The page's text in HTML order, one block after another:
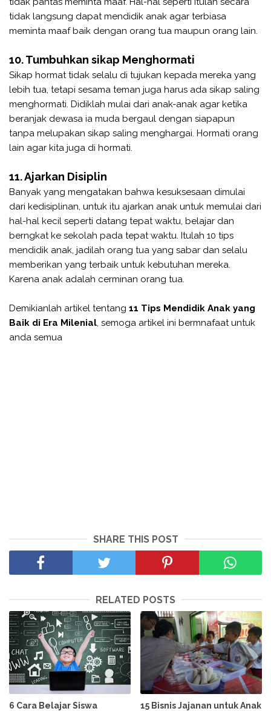
tidak langsung dapat mendidik anak agar terbiasa
meminta maaf baik dengan orang tua maupun orang lain.
10. Tumbuhkan sikap Menghormati
Sikap hormat tidak selalu di tujukan kepada mereka yang
lebih tua, tetapi sesama teman juga harus ada sikap saling
menghormati. Didiklah mulai dari anak-anak agar ketika
beranjak dewasa ia muda bergaul dengan siapapun
tanpa melupakan sikap saling menghargai. Hormati orang
lain agar kita juga di hormati.
11. Ajarkan Disiplin
Banyak yang mengatakan bahwa kesuksesaan dimulai
dari kedisiplinan, untuk itu ajarkan anak untuk memulai dari
hal-hal kecil seperti datang tepat waktu, belajar dan
berngkat ke sekolah pada tepat waktu. Itulah 10 tips
mendidik anak, jadilah orang tua yang sabar dan selalu
memberikan yang terbaik untuk kebutuhan mereka.
Karena anak adalah cerminan orang tua.
Demikianlah artikel tentang 11 Tips Mendidik Anak yang
Baik di Era Milenial, semoga artikel ini bermnafaat untuk
anda semua
SHARE THIS POST
RELATED POSTS
6 Cara Belajar Siswa
15 Bisnis Jajanan untuk Anak